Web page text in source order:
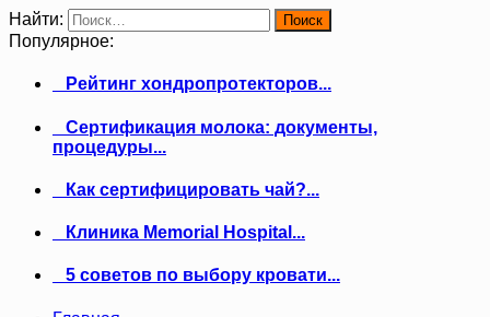
Найти:
Популярное:
Рейтинг хондропротекторов...
Сертификация молока: документы,
процедуры...
Как сертифицировать чай?...
Клиника Memorial Hospital...
5 советов по выбору кровати...